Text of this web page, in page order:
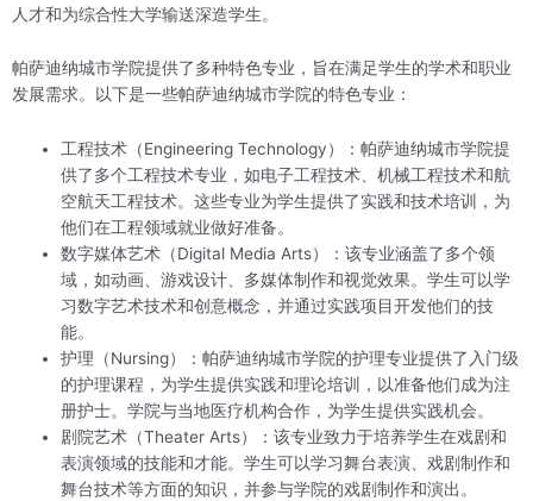
人才和为综合性大学输送深造学生。
帕萨迪纳城市学院提供了多种特色专业，旨在满足学生的学术和职业
发展需求。以下是一些帕萨迪纳城市学院的特色专业：
工程技术（Engineering Technology）：帕萨迪纳城市学院提
供了多个工程技术专业，如电子工程技术、机械工程技术和航
空航天工程技术。这些专业为学生提供了实践和技术培训，为
他们在工程领域就业做好准备。
数字媒体艺术（Digital Media Arts）：该专业涵盖了多个领
域，如动画、游戏设计、多媒体制作和视觉效果。学生可以学
习数字艺术技术和创意概念，并通过实践项目开发他们的技
能。
护理（Nursing）：帕萨迪纳城市学院的护理专业提供了入门级
的护理课程，为学生提供实践和理论培训，以准备他们成为注
册护士。学院与当地医疗机构合作，为学生提供实践机会。
剧院艺术（Theater Arts）：该专业致力于培养学生在戏剧和
表演领域的技能和才能。学生可以学习舞台表演、戏剧制作和
舞台技术等方面的知识，并参与学院的戏剧制作和演出。